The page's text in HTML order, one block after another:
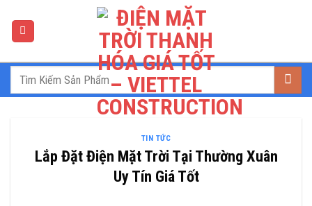
content
TIN TỨC
Lắp Đặt Điện Mặt Trời Tại Thường Xuân
Uy Tín Giá Tốt